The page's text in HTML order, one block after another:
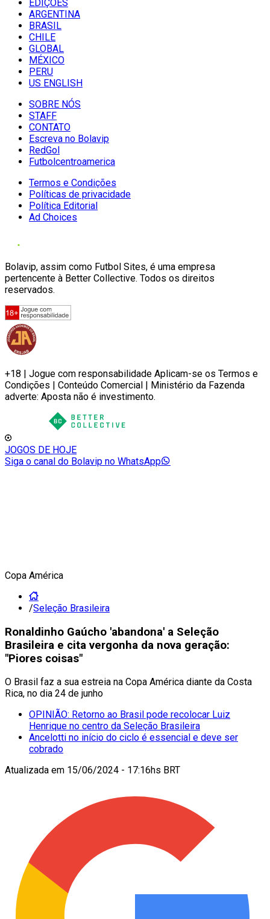
EDIÇÕES
ARGENTINA
BRASIL
CHILE
GLOBAL
MÉXICO
PERU
US ENGLISH
SOBRE NÓS
STAFF
CONTATO
Escreva no Bolavip
RedGol
Futbolcentroamerica
Termos e Condições
Políticas de privacidade
Política Editorial
Ad Choices
Bolavip, assim como Futbol Sites, é uma empresa
pertencente à Better Collective. Todos os direitos
reservados.
+18 | Jogue com responsabilidade Aplicam-se os Termos e
Condições | Conteúdo Comercial | Ministério da Fazenda
adverte: Aposta não é investimento.
JOGOS DE HOJE
Siga o canal do Bolavip no WhatsApp
Copa América
/Seleção Brasileira
Ronaldinho Gaúcho 'abandona' a Seleção
Brasileira e cita vergonha da nova geração:
"Piores coisas"
O Brasil faz a sua estreia na Copa América diante da Costa
Rica, no dia 24 de junho
OPINIÃO: Retorno ao Brasil pode recolocar Luiz
Henrique no centro da Seleção Brasileira
Ancelotti no início do ciclo é essencial e deve ser
cobrado
Atualizada em 15/06/2024 - 17:16hs BRT